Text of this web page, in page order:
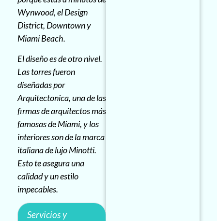
Wynwood, el Design
District, Downtown y
Miami Beach.
El diseño es de otro nivel.
Las torres fueron
diseñadas por
Arquitectonica, una de las
firmas de arquitectos más
famosas de Miami, y los
interiores son de la marca
italiana de lujo Minotti.
Esto te asegura una
calidad y un estilo
impecables.
Servicios y